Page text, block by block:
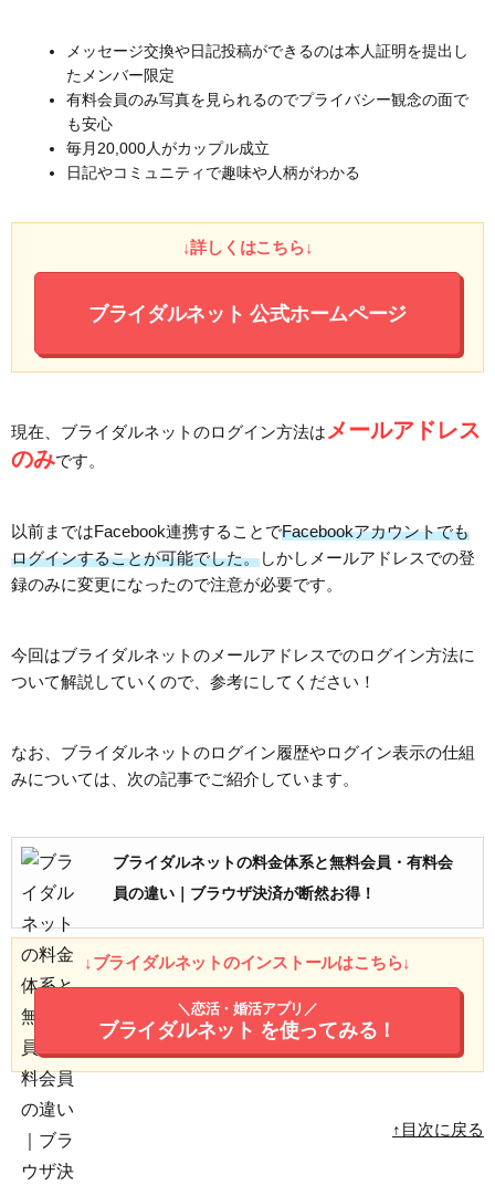
メッセージ交換や日記投稿ができるのは本人証明を提出し
たメンバー限定
有料会員のみ写真を見られるのでプライバシー観念の面で
も安心
毎月20,000人がカップル成立
日記やコミュニティで趣味や人柄がわかる
↓詳しくはこちら↓
ブライダルネット 公式ホームページ
現在、ブライダルネットのログイン方法は メールアドレス
のみです。
以前まではFacebook連携することでFacebookアカウントでも
ログインすることが可能でした。しかしメールアドレスでの登
録のみに変更になったので注意が必要です。
今回はブライダルネットのメールアドレスでのログイン方法に
ついて解説していくので、参考にしてください！
なお、ブライダルネットのログイン履歴やログイン表示の仕組
みについては、次の記事でご紹介しています。
ブライダルネットの料金体系と無料会員・有料会
員の違い｜ブラウザ決済が断然お得！
↓ブライダルネットのインストールはこちら↓
＼恋活・婚活アプリ／
ブライダルネット を使ってみる！
↑目次に戻る